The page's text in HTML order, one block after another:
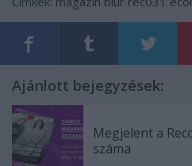
Ajánlott bejegyzések:
Megjelent a
száma